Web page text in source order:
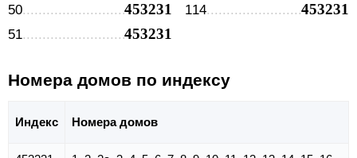
50 453231
51 453231
114 453231
Номера домов по индексу
Индекс Номера домов